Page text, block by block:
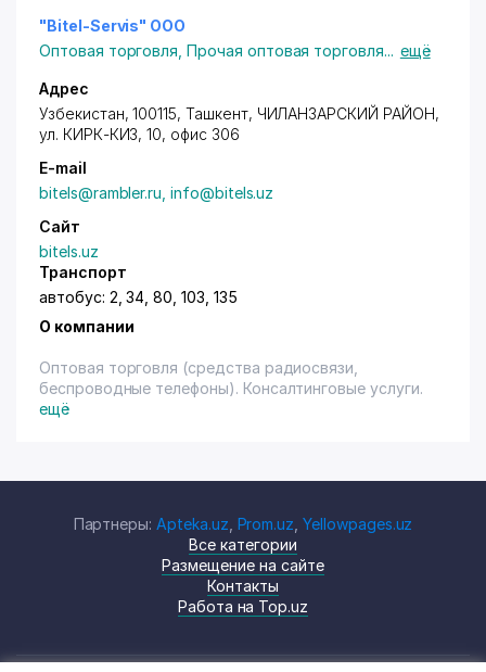
Системы контроля доступа
Системы оповещения
"Bitel-Servis" ООО
Оптовая торговля ,Прочая оптовая торговля... ещё
Адрес
Узбекистан, 100115, Ташкент, ЧИЛАНЗАРСКИЙ РАЙОН,
ул. КИРК-КИЗ, 10, офис 306
E-mail
bitels@rambler.ru, info@bitels.uz
Сайт
bitels.uz
Транспорт
автобус: 2, 34, 80, 103, 135
О компании
Оптовая торговля (средства радиосвязи,
беспроводные телефоны). Консалтинговые услуги.
ещё
Партнеры: Apteka.uz Prom.uz ,Yellowpages.uz
Все категории
Размещение на сайте
Контакты
Работа на Top.uz